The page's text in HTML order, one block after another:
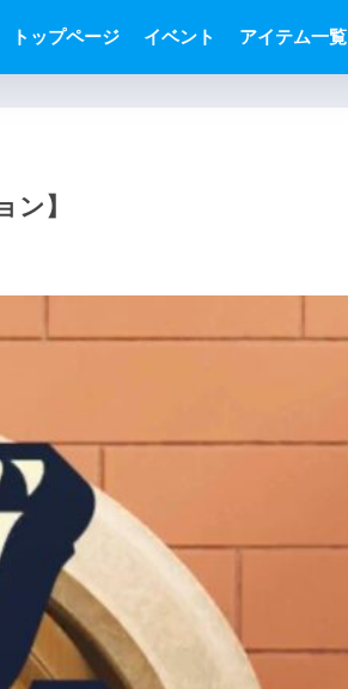
トップページ イベント アイテム一覧
ン】